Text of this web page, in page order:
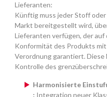
Lieferanten:
Künftig muss jeder Stoff oder
Markt bereitgestellt wird,
Lieferanten verfügen, der
Konformität des Produkts
Verordnung garantiert.
Kontrolle des
Harmonisierte
: Integration neuer